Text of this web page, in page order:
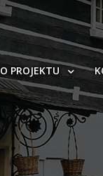
O PROJEKTU